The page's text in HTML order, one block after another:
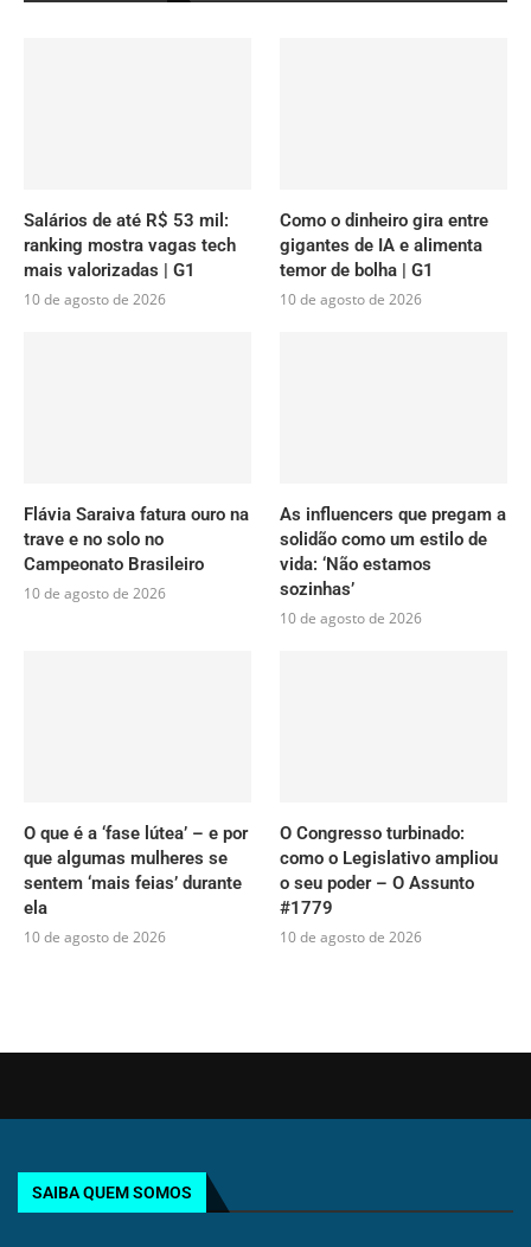
Salários de até R$ 53 mil:
ranking mostra vagas tech
mais valorizadas | G1
10 de agosto de 2026
Como o dinheiro gira entre
gigantes de IA e alimenta
temor de bolha | G1
10 de agosto de 2026
Flávia Saraiva fatura ouro na
trave e no solo no
Campeonato Brasileiro
10 de agosto de 2026
As influencers que pregam a
solidão como um estilo de
vida: ‘Não estamos
sozinhas’
10 de agosto de 2026
O que é a ‘fase lútea’ – e por
que algumas mulheres se
sentem ‘mais feias’ durante
ela
10 de agosto de 2026
O Congresso turbinado:
como o Legislativo ampliou
o seu poder – O Assunto
#1779
10 de agosto de 2026
SAIBA QUEM SOMOS